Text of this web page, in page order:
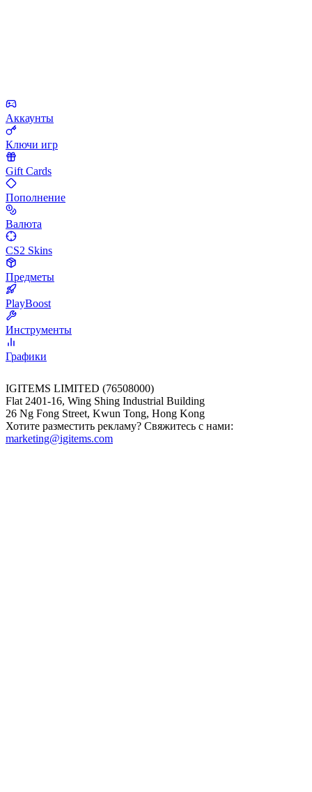
Аккаунты
Ключи игр
Gift Cards
Пополнение
Валюта
CS2 Skins
Предметы
PlayBoost
Инструменты
Графики
IGITEMS LIMITED (76508000)
Flat 2401-16, Wing Shing Industrial Building
26 Ng Fong Street, Kwun Tong, Hong Kong
Хотите разместить рекламу? Свяжитесь с нами:
marketing@igitems.com